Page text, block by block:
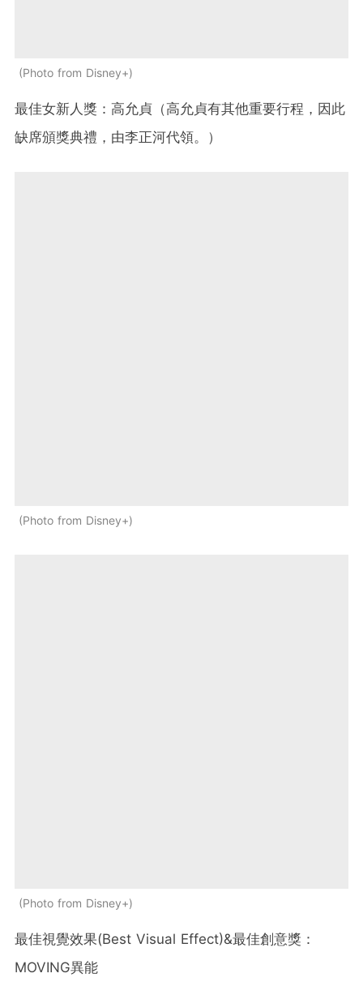
Photo from Disney+
最佳女新人獎：高允貞（高允貞有其他重要行程，因此
缺席頒獎典禮，由李正河代領。）
Photo from Disney+
Photo from Disney+
最佳視覺效果(Best Visual Effect)&最佳創意獎：
MOVING異能